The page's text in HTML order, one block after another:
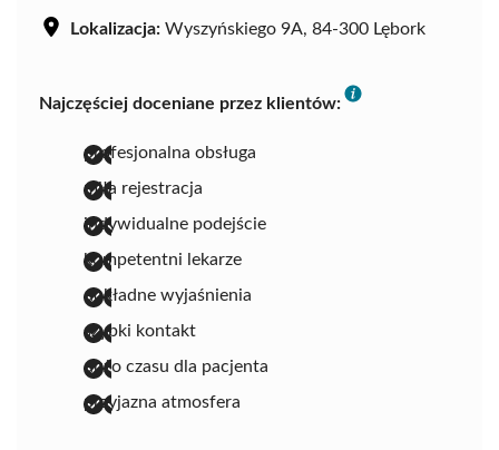
Lokalizacja: Wyszyńskiego 9A, 84-300 Lębork
Najczęściej doceniane przez klientów:
profesjonalna obsługa
miła rejestracja
indywidualne podejście
kompetentni lekarze
dokładne wyjaśnienia
szybki kontakt
dużo czasu dla pacjenta
przyjazna atmosfera